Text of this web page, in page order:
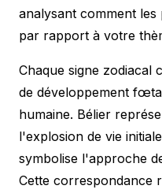
analysant comment
par rapport à votre
Chaque signe zodiacal
de développement
humaine. Bélier
l'explosion de vie
symbolise l'approche
Cette correspondance